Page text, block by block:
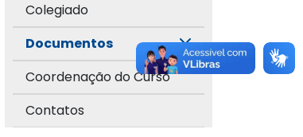
Colegiado
Documentos
Coordenação do Curso
Contatos